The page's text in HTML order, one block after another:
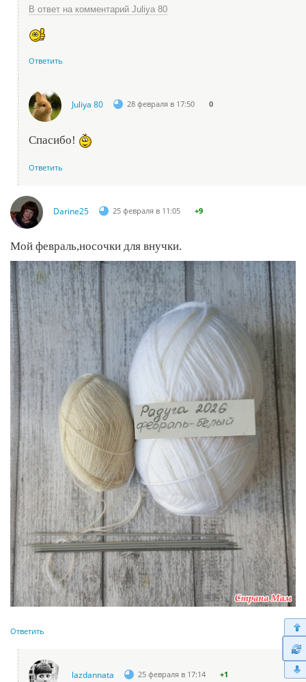
В ответ на комментарий Juliya 80
Ответить
Juliya 80 28 февраля в 17:50 0
Спасибо!
Ответить
Darine25 25 февраля в 11:05 +9
Мой февраль,носочки для внучки.
Ответить
lazdannata 25 февраля в 17:14 +1